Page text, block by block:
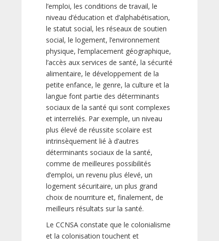
l’emploi, les conditions de travail, le
niveau d’éducation et d’alphabétisation,
le statut social, les réseaux de soutien
social, le logement, l’environnement
physique, l’emplacement géographique,
l’accès aux services de santé, la sécurité
alimentaire, le développement de la
petite enfance, le genre, la culture et la
langue font partie des déterminants
sociaux de la santé qui sont complexes
et interreliés. Par exemple, un niveau
plus élevé de réussite scolaire est
intrinsèquement lié à d’autres
déterminants sociaux de la santé,
comme de meilleures possibilités
d’emploi, un revenu plus élevé, un
logement sécuritaire, un plus grand
choix de nourriture et, finalement, de
meilleurs résultats sur la santé.
Le CCNSA constate que le colonialisme
et la colonisation touchent et